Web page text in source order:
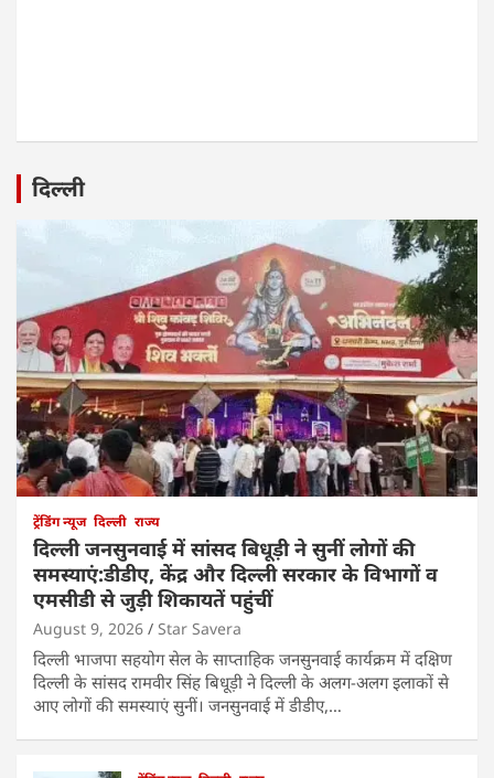
दिल्ली
ट्रेंडिंग न्यूज दिल्ली राज्य
दिल्ली जनसुनवाई में सांसद बिधूड़ी ने सुनीं लोगों की
समस्याएं:डीडीए, केंद्र और दिल्ली सरकार के विभागों व
एमसीडी से जुड़ी शिकायतें पहुंचीं
August 9, 2026 Star Savera
दिल्ली भाजपा सहयोग सेल के साप्ताहिक जनसुनवाई कार्यक्रम में दक्षिण
दिल्ली के सांसद रामवीर सिंह बिधूड़ी ने दिल्ली के अलग-अलग इलाकों से
आए लोगों की समस्याएं सुनीं। जनसुनवाई में डीडीए,…